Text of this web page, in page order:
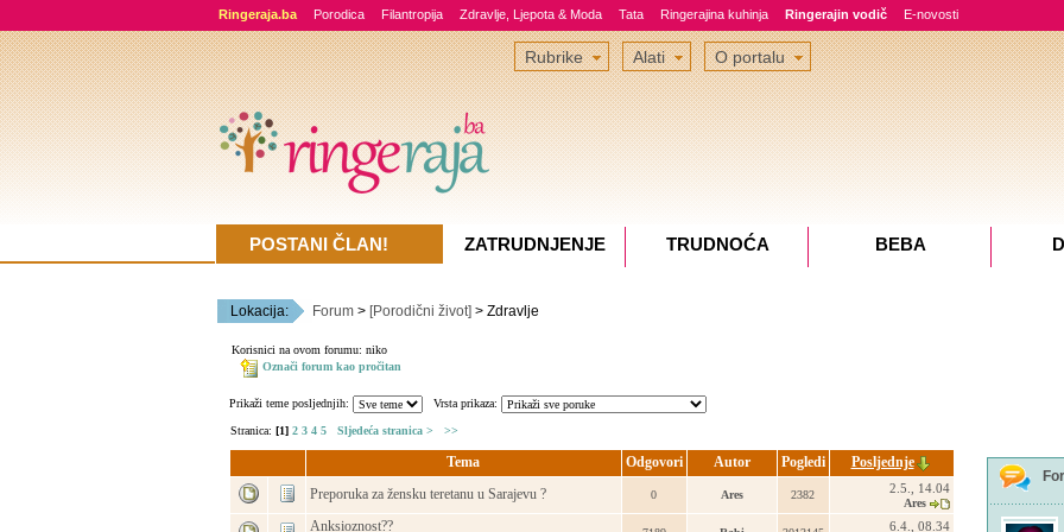
Ringeraja.ba Porodica Filantropija Zdravlje, Ljepota & Moda Tata Ringerajina kuhinja Ringerajin vodič E-novosti
Lokacija: Forum> [Porodični život] > Zdravlje
Korisnici na ovom forumu: niko
Označi forum kao pročitan
Prikaži teme posljednjih: Vrsta prikaza:
Stranica: [1] 2 3 4 5 Sljedeća stranica > >>
Tema Odgovori Autor Pogledi
Posljednje
Preporuka za žensku teretanu u Sarajevu ?
0 Ares 2382 2.5., 14.04
Ares
Anksioznost?? 6.4., 08.34
Rubrike Alati O portalu
POSTANI ČLAN! ZATRUDNJENJE TRUDNOĆA BEBA